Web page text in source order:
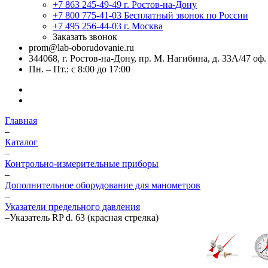
+7 863 245-49-49 г. Ростов-на-Дону
+7 800 775-41-03 Бесплатный звонок по России
+7 495 256-44-03 г. Москва
Заказать звонок
prom@lab-oborudovanie.ru
344068, г. Ростов-на-Дону, пр. М. Нагибина, д. 33А/47 оф.
Пн. – Пт.: с 8:00 до 17:00
Главная
–
Каталог
–
Контрольно-измерительные приборы
–
Дополнительное оборудование для манометров
–
Указатели предельного давления
–Указатель RP d. 63 (красная стрелка)